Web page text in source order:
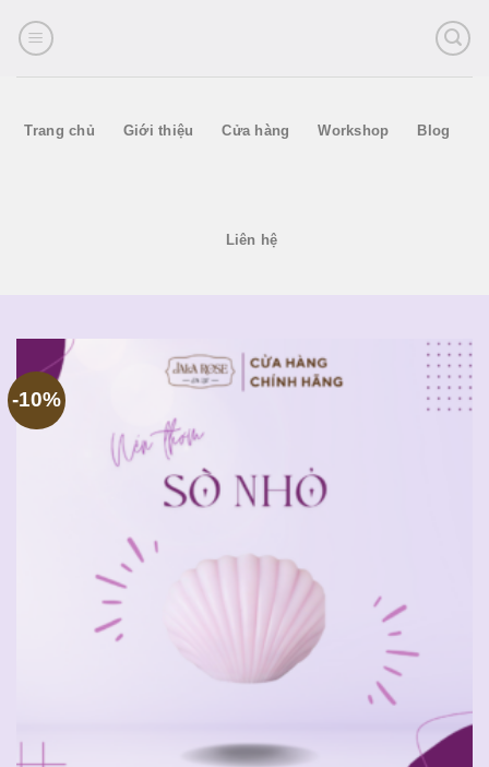
Trang chủ Giới thiệu Cửa hàng Workshop Blog
Liên hệ
-10%